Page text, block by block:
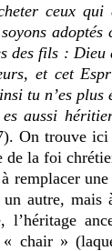
ceux qui
des fils : Dieu
et cet
tu n’es plus
aussi
On trouve ici
la foi
remplacer
autre, mais
l’héritage
chair »